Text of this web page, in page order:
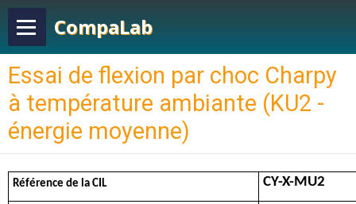
CompaLab
Essai de flexion par choc Charpy
à température ambiante (KU2 -
énergie moyenne)
Référence de la CIL CY-X-MU2